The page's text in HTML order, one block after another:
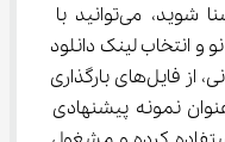
نحوه نگارش این طرح درس‌ها آشنا شوید، می‌توانید با
انتخاب لینک دانلود
نمونه طرح درس پایه دوازدهم انسانی، از فایل‌های بارگذاری
نمونه پیشنهادی